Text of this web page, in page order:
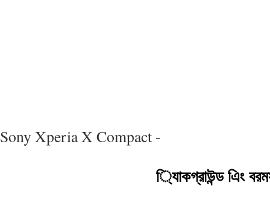
Sony Xperia X Compact -
ি্যাকগ্রাউন্ড এিং